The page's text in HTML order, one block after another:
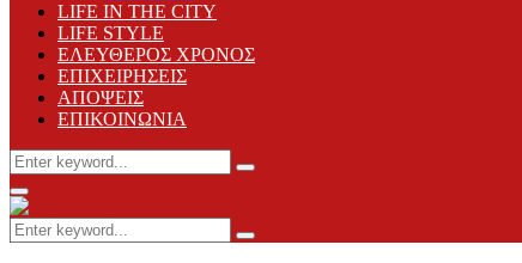
LIFE IN THE CITY
LIFE STYLE
ΕΛΕΥΘΕΡΟΣ ΧΡΟΝΟΣ
ΕΠΙΧΕΙΡΗΣΕΙΣ
ΑΠΟΨΕΙΣ
ΕΠΙΚΟΙΝΩΝΙΑ
Search
for:
Search
Primary
Menu
Search
for:
Search